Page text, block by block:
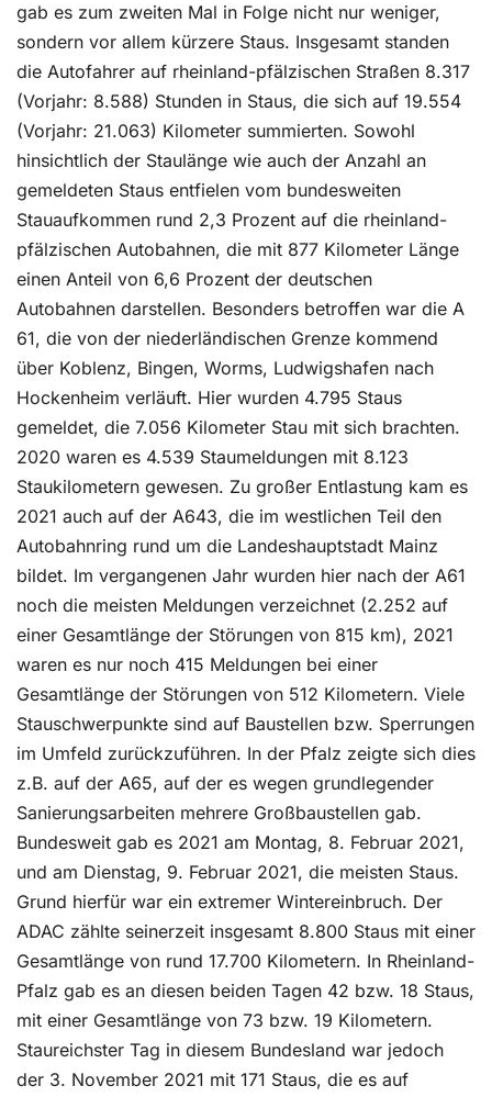
gab es zum zweiten Mal in Folge nicht nur weniger,
sondern vor allem kürzere Staus. Insgesamt standen
die Autofahrer auf rheinland-pfälzischen Straßen 8.317
(Vorjahr: 8.588) Stunden in Staus, die sich auf 19.554
(Vorjahr: 21.063) Kilometer summierten. Sowohl
hinsichtlich der Staulänge wie auch der Anzahl an
gemeldeten Staus entfielen vom bundesweiten
Stauaufkommen rund 2,3 Prozent auf die rheinland-
pfälzischen Autobahnen, die mit 877 Kilometer Länge
einen Anteil von 6,6 Prozent der deutschen
Autobahnen darstellen. Besonders betroffen war die A
61, die von der niederländischen Grenze kommend
über Koblenz, Bingen, Worms, Ludwigshafen nach
Hockenheim verläuft. Hier wurden 4.795 Staus
gemeldet, die 7.056 Kilometer Stau mit sich brachten.
2020 waren es 4.539 Staumeldungen mit 8.123
Staukilometern gewesen. Zu großer Entlastung kam es
2021 auch auf der A643, die im westlichen Teil den
Autobahnring rund um die Landeshauptstadt Mainz
bildet. Im vergangenen Jahr wurden hier nach der A61
noch die meisten Meldungen verzeichnet (2.252 auf
einer Gesamtlänge der Störungen von 815 km), 2021
waren es nur noch 415 Meldungen bei einer
Gesamtlänge der Störungen von 512 Kilometern. Viele
Stauschwerpunkte sind auf Baustellen bzw. Sperrungen
im Umfeld zurückzuführen. In der Pfalz zeigte sich dies
z.B. auf der A65, auf der es wegen grundlegender
Sanierungsarbeiten mehrere Großbaustellen gab.
Bundesweit gab es 2021 am Montag, 8. Februar 2021,
und am Dienstag, 9. Februar 2021, die meisten Staus.
Grund hierfür war ein extremer Wintereinbruch. Der
ADAC zählte seinerzeit insgesamt 8.800 Staus mit einer
Gesamtlänge von rund 17.700 Kilometern. In Rheinland-
Pfalz gab es an diesen beiden Tagen 42 bzw. 18 Staus,
mit einer Gesamtlänge von 73 bzw. 19 Kilometern.
Staureichster Tag in diesem Bundesland war jedoch
der 3. November 2021 mit 171 Staus, die es auf